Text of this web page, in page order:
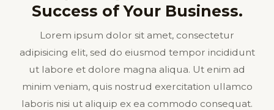
Success of Your Business.
Lorem ipsum dolor sit amet, consectetur
adipisicing elit, sed do eiusmod tempor incididunt
ut labore et dolore magna aliqua. Ut enim ad
minim veniam, quis nostrud exercitation ullamco
laboris nisi ut aliquip ex ea commodo consequat.